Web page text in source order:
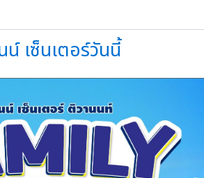
น์ เซ็นเตอร์วันนี้